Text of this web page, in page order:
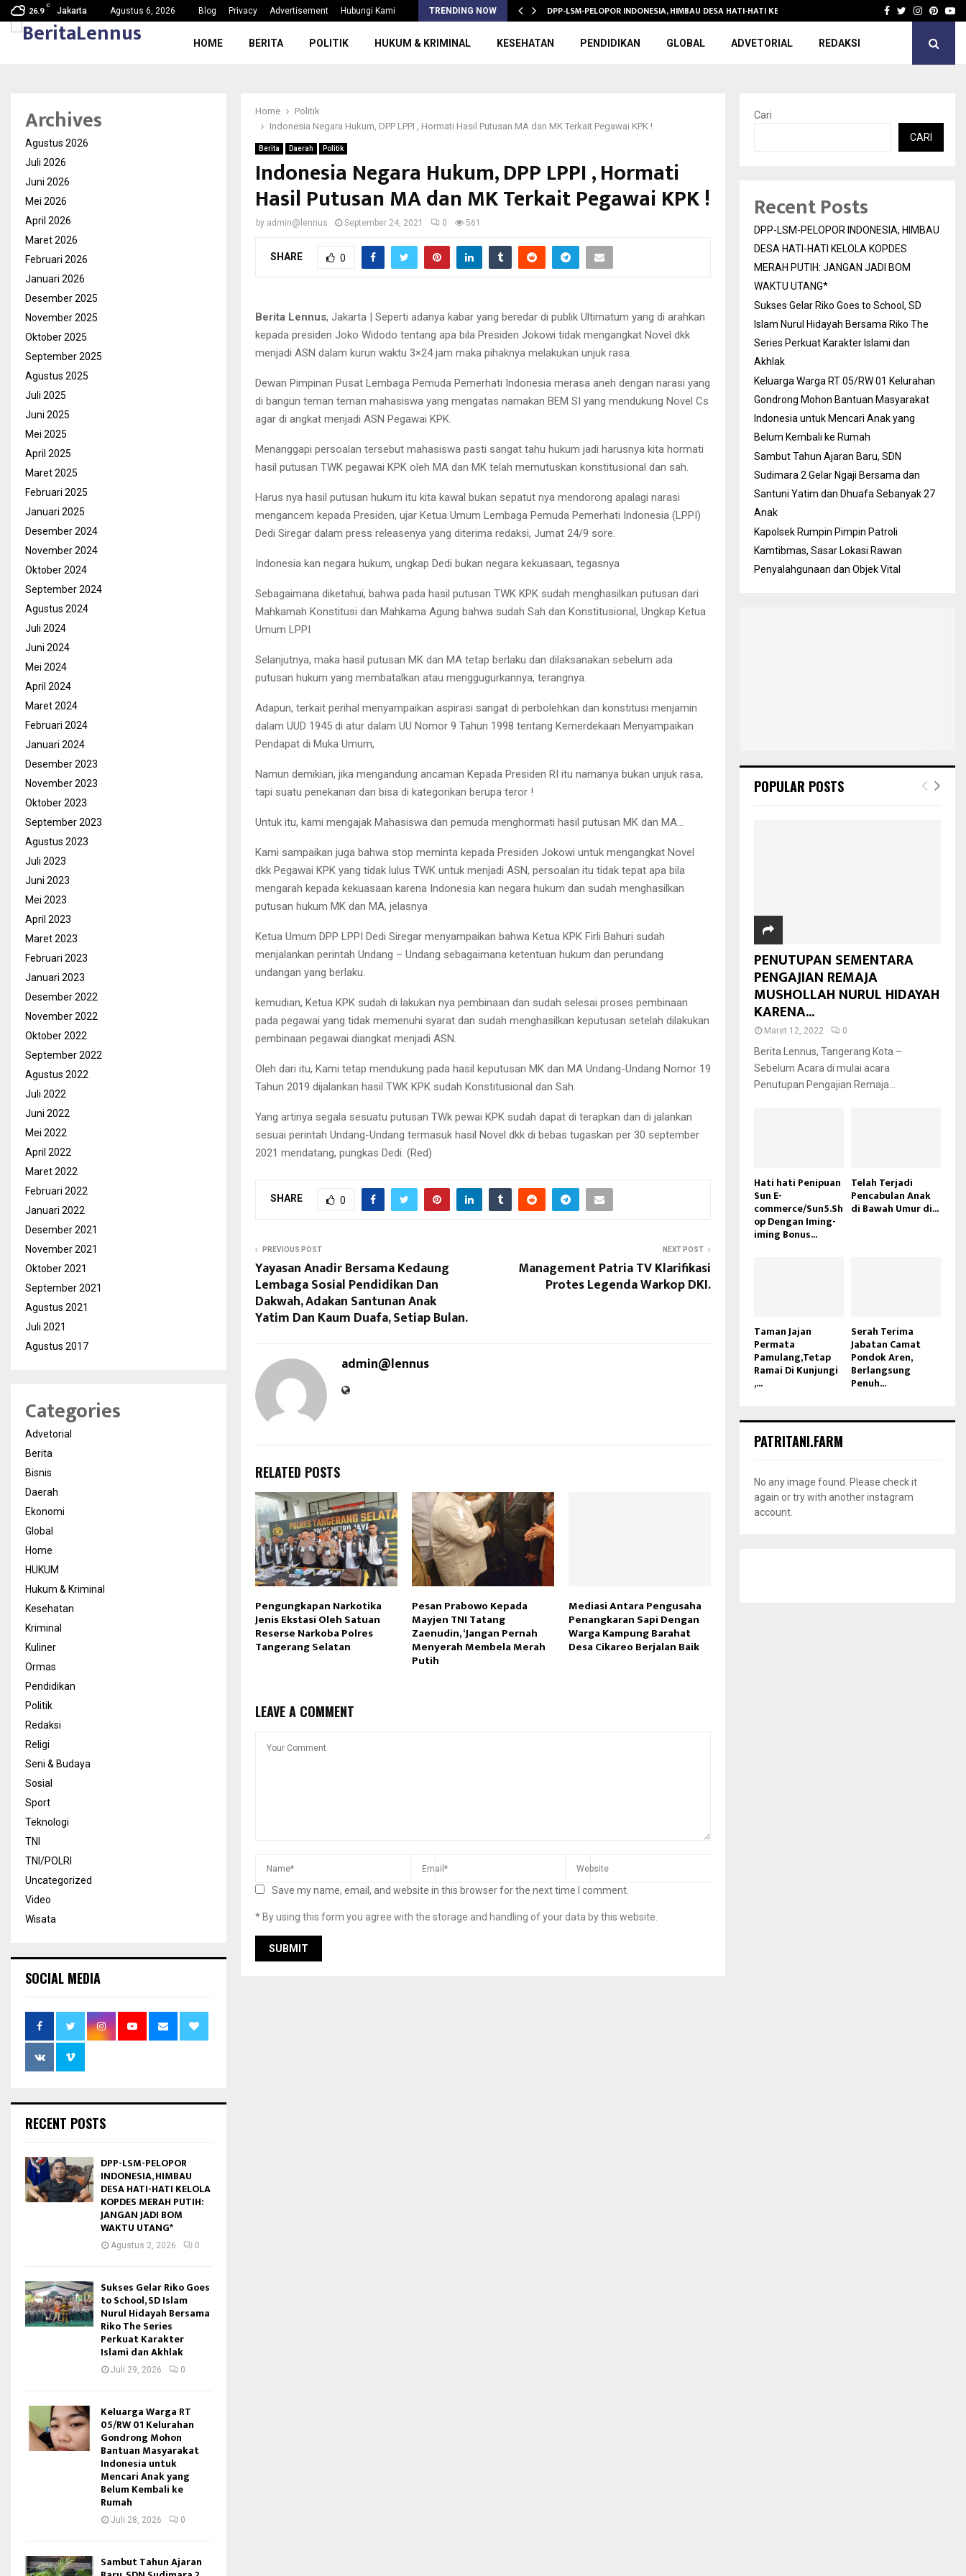
26.9
C
Jakarta Agustus 6, 2026 Blog Privacy Advertisement Hubungi Kami TRENDING NOW
Baik… SDN Karang Tengah 6 Gelar MPLS 2026/2027,… DPP-LSM-PELOPOR INDONESIA, HIMBAU DESA HATI-HATI KELOLA KOPDES… Sukses
Facebook
Twitter
HOME BERITA POLITIK HUKUM & KRIMINAL KESEHATAN PENDIDIKAN GLOBAL ADVETORIAL REDAKSI
Home
Politik
Indonesia Negara Hukum, DPP LPPI , Hormati Hasil Putusan MA dan MK Terkait Pegawai KPK !
Berita Daerah Politik
Indonesia Negara Hukum, DPP LPPI , Hormati
Hasil Putusan MA dan MK Terkait Pegawai KPK !
by admin@lennus September 24, 2021 0 561
SHARE 0
Berita Lennus, Jakarta | Seperti adanya kabar yang beredar di publik Ultimatum yang di arahkan
kepada presiden Joko Widodo tentang apa bila Presiden Jokowi tidak mengangkat Novel dkk
menjadi ASN dalam kurun waktu 3×24 jam maka pihaknya melakukan unjuk rasa.
Dewan Pimpinan Pusat Lembaga Pemuda Pemerhati Indonesia merasa aneh dengan narasi yang
di bangun teman teman mahasiswa yang mengatas namakan BEM SI yang mendukung Novel Cs
agar di angkat menjadi ASN Pegawai KPK.
Menanggapi persoalan tersebut mahasiswa pasti sangat tahu hukum jadi harusnya kita hormati
hasil putusan TWK pegawai KPK oleh MA dan MK telah memutuskan konstitusional dan sah.
Harus nya hasil putusan hukum itu kita kawal bukan sepatut nya mendorong apalagi narasi
mengancem kepada Presiden, ujar Ketua Umum Lembaga Pemuda Pemerhati Indonesia (LPPI)
Dedi Siregar dalam press releasenya yang diterima redaksi, Jumat 24/9 sore.
Indonesia kan negara hukum, ungkap Dedi bukan negara kekuasaan, tegasnya
Sebagaimana diketahui, bahwa pada hasil putusan TWK KPK sudah menghasilkan putusan dari
Mahkamah Konstitusi dan Mahkama Agung bahwa sudah Sah dan Konstitusional, Ungkap Ketua
Umum LPPI
Selanjutnya, maka hasil putusan MK dan MA tetap berlaku dan dilaksanakan sebelum ada
putusan hukum yang membatalkan atau menggugurkannya, terangnya.
Adapun, terkait perihal menyampaikan aspirasi sangat di perbolehkan dan konstitusi menjamin
dalam UUD 1945 di atur dalam UU Nomor 9 Tahun 1998 tentang Kemerdekaan Menyampaikan
Pendapat di Muka Umum,
Namun demikian, jika mengandung ancaman Kepada Presiden RI itu namanya bukan unjuk rasa,
tapi suatu penekanan dan bisa di kategorikan berupa teror !
Untuk itu, kami mengajak Mahasiswa dan pemuda menghormati hasil putusan MK dan MA…
Kami sampaikan juga bahwa stop meminta kepada Presiden Jokowi untuk mengangkat Novel
dkk Pegawai KPK yang tidak lulus TWK untuk menjadi ASN, persoalan itu tidak tepat apa bila
mengarah kepada kekuasaan karena Indonesia kan negara hukum dan sudah menghasilkan
putusan hukum MK dan MA, jelasnya
Ketua Umum DPP LPPI Dedi Siregar menyampaikan bahwa Ketua KPK Firli Bahuri sudah
menjalankan perintah Undang – Undang sebagaimana ketentuan hukum dan perundang
undangan yang berlaku.
kemudian, Ketua KPK sudah di lakukan nya pembinaan dan sudah selesai proses pembinaan
pada pegawai yang tidak memenuhi syarat dan sudah menghasilkan keputusan setelah dilakukan
pembinaan pegawai diangkat menjadi ASN.
Oleh dari itu, Kami tetap mendukung pada hasil keputusan MK dan MA Undang-Undang Nomor 19
Tahun 2019 dijalankan hasil TWK KPK sudah Konstitusional dan Sah.
Yang artinya segala sesuatu putusan TWk pewai KPK sudah dapat di terapkan dan di jalankan
sesuai perintah Undang-Undang termasuk hasil Novel dkk di bebas tugaskan per 30 september
2021 mendatang, pungkas Dedi. (Red)
SHARE 0
PREVIOUS POST
Yayasan Anadir Bersama Kedaung
Lembaga Sosial Pendidikan Dan
Dakwah, Adakan Santunan Anak
Yatim Dan Kaum Duafa, Setiap Bulan.
NEXT POST
Management Patria TV Klarifikasi
Protes Legenda Warkop DKI.
admin@lennus
RELATED POSTS
Pengungkapan Narkotika
Jenis Ekstasi Oleh Satuan
Reserse Narkoba Polres
Tangerang Selatan
Pesan Prabowo Kepada
Mayjen TNI Tatang
Zaenudin, ‘Jangan Pernah
Menyerah Membela Merah
Putih
Mediasi Antara Pengusaha
Penangkaran Sapi Dengan
Warga Kampung Barahat
Desa Cikareo Berjalan Baik
LEAVE A COMMENT
Save my name, email, and website in this browser for the next time I comment.
* By using this form you agree with the storage and handling of your data by this website.
Archives
Agustus 2026
Juli 2026
Juni 2026
Mei 2026
April 2026
Maret 2026
Februari 2026
Januari 2026
Desember 2025
November 2025
Oktober 2025
September 2025
Agustus 2025
Juli 2025
Juni 2025
Mei 2025
April 2025
Maret 2025
Februari 2025
Januari 2025
Desember 2024
November 2024
Oktober 2024
September 2024
Agustus 2024
Juli 2024
Juni 2024
Mei 2024
April 2024
Maret 2024
Februari 2024
Januari 2024
Desember 2023
November 2023
Oktober 2023
September 2023
Agustus 2023
Juli 2023
Juni 2023
Mei 2023
April 2023
Maret 2023
Februari 2023
Januari 2023
Desember 2022
November 2022
Oktober 2022
September 2022
Agustus 2022
Juli 2022
Juni 2022
Mei 2022
April 2022
Maret 2022
Februari 2022
Januari 2022
Desember 2021
November 2021
Oktober 2021
September 2021
Agustus 2021
Juli 2021
Agustus 2017
Categories
Advetorial
Berita
Bisnis
Daerah
Ekonomi
Global
Home
HUKUM
Hukum & Kriminal
Kesehatan
Kriminal
Kuliner
Ormas
Pendidikan
Politik
Redaksi
Religi
Seni & Budaya
Sosial
Sport
Teknologi
TNI
TNI/POLRI
Uncategorized
Video
Wisata
SOCIAL MEDIA
RECENT POSTS
DPP-LSM-PELOPOR
INDONESIA, HIMBAU
DESA HATI-HATI KELOLA
KOPDES MERAH PUTIH:
JANGAN JADI BOM
WAKTU UTANG*
Agustus 2, 2026 0
Sukses Gelar Riko Goes
to School, SD Islam
Nurul Hidayah Bersama
Riko The Series
Perkuat Karakter
Islami dan Akhlak
Juli 29, 2026 0
Keluarga Warga RT
05/RW 01 Kelurahan
Gondrong Mohon
Bantuan Masyarakat
Indonesia untuk
Mencari Anak yang
Belum Kembali ke
Rumah
Juli 28, 2026 0
Sambut Tahun Ajaran
Cari
CARI
Recent Posts
DPP-LSM-PELOPOR INDONESIA, HIMBAU
DESA HATI-HATI KELOLA KOPDES
MERAH PUTIH: JANGAN JADI BOM
WAKTU UTANG*
Sukses Gelar Riko Goes to School, SD
Islam Nurul Hidayah Bersama Riko The
Series Perkuat Karakter Islami dan
Akhlak
Keluarga Warga RT 05/RW 01 Kelurahan
Gondrong Mohon Bantuan Masyarakat
Indonesia untuk Mencari Anak yang
Belum Kembali ke Rumah
Sambut Tahun Ajaran Baru, SDN
Sudimara 2 Gelar Ngaji Bersama dan
Santuni Yatim dan Dhuafa Sebanyak 27
Anak
Kapolsek Rumpin Pimpin Patroli
Kamtibmas, Sasar Lokasi Rawan
Penyalahgunaan dan Objek Vital
POPULAR POSTS
PENUTUPAN SEMENTARA
PENGAJIAN REMAJA
MUSHOLLAH NURUL HIDAYAH
KARENA...
Maret 12, 2022 0
Berita Lennus, Tangerang Kota –
Sebelum Acara di mulai acara
Penutupan Pengajian Remaja...
Hati hati Penipuan
Sun E-
commerce/Sun5.Sh
op Dengan Iming-
iming Bonus...
Telah Terjadi
Pencabulan Anak
di Bawah Umur di...
Taman Jajan
Permata
Pamulang,Tetap
Ramai Di Kunjungi
,...
Serah Terima
Jabatan Camat
Pondok Aren,
Berlangsung
Penuh...
PATRITANI.FARM
No any image found. Please check it
again or try with another instagram
account.